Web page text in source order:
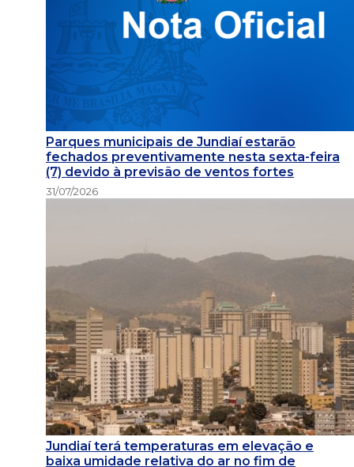
Parques municipais de Jundiaí estarão
fechados preventivamente nesta sexta-feira
(7) devido à previsão de ventos fortes
31/07/2026
Jundiaí terá temperaturas em elevação e
baixa umidade relativa do ar no fim de